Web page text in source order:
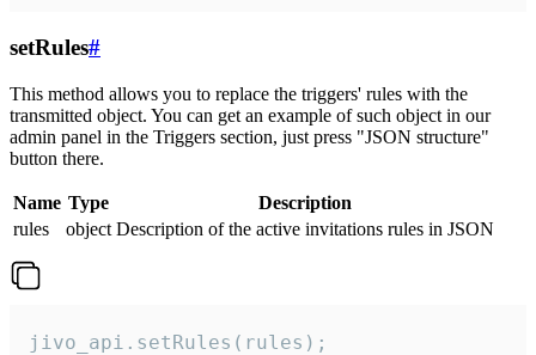
setRules#
This method allows you to replace the triggers' rules with the
transmitted object. You can get an example of such object in our
admin panel in the Triggers section, just press "JSON structure"
button there.
Name Type
Description
rules
object Description of the active invitations rules in JSON
jivo_api.setRules(rules);